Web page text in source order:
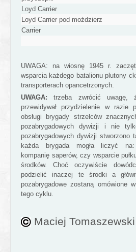
Loyd Carrier
Loyd Carrier pod moździerz
Carrier
UWAGA: na wiosnę 1945 r.
wsparcia każdego batalionu plutony
transporterach opancetrzonych.
UWAGA: trzeba zwrócić uwagę,
przewidywał przydzielenie w razie
obsługi brygady strzelców
pozabrygadowych dywizji i nie
pozabrygadowych dywizji stworzono
każda brygada mogła liczyć na:
kompanię saperów, czy wsparcie
środków. Choć oczywiście
podzielić inaczej te środki a
pozabrygadowe zostaną omówione
tego cyklu.
Maciej Tomaszewski